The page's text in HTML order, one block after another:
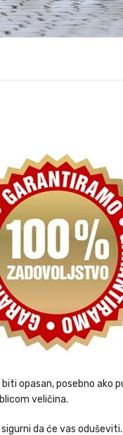
opasan, posebno ako
veličina.
da će vas